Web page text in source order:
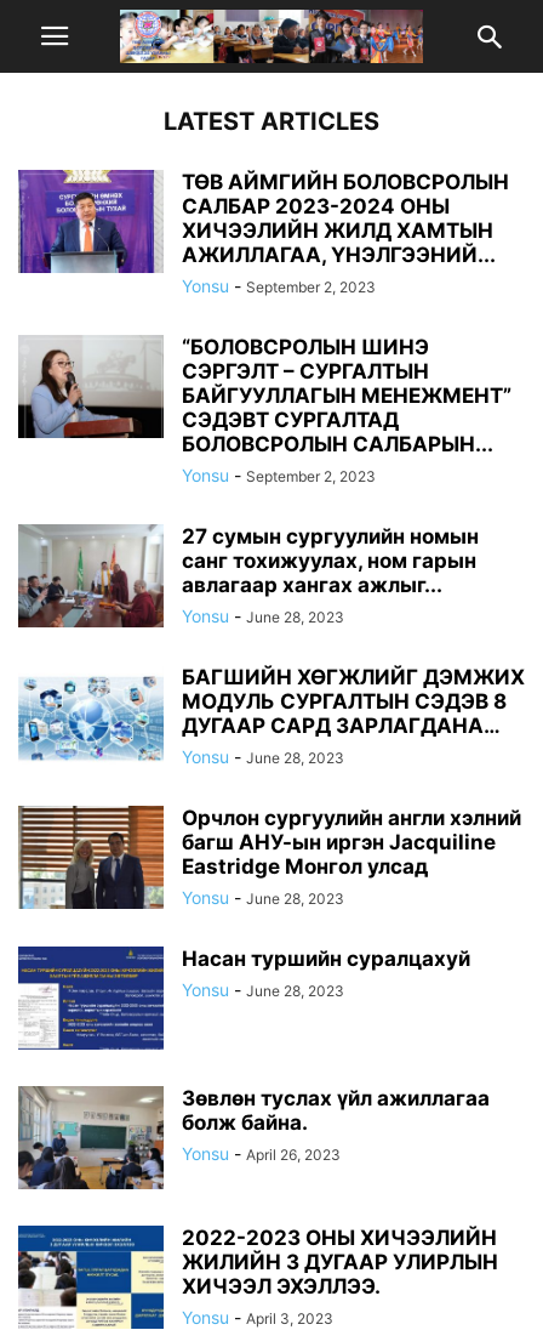
LATEST ARTICLES
ТӨВ АЙМГИЙН БОЛОВСРОЛЫН
САЛБАР 2023-2024 ОНЫ
ХИЧЭЭЛИЙН ЖИЛД ХАМТЫН
АЖИЛЛАГАА, ҮНЭЛГЭЭНИЙ...
Yonsu - September 2, 2023
“БОЛОВСРОЛЫН ШИНЭ
СЭРГЭЛТ – СУРГАЛТЫН
БАЙГУУЛЛАГЫН МЕНЕЖМЕНТ”
СЭДЭВТ СУРГАЛТАД
БОЛОВСРОЛЫН САЛБАРЫН...
Yonsu - September 2, 2023
27 сумын сургуулийн номын
санг тохижуулах, ном гарын
авлагаар хангах ажлыг...
Yonsu - June 28, 2023
БАГШИЙН ХӨГЖЛИЙГ ДЭМЖИХ
МОДУЛЬ СУРГАЛТЫН СЭДЭВ 8
ДУГААР САРД ЗАРЛАГДАНА…
Yonsu - June 28, 2023
Орчлон сургуулийн англи хэлний
багш АНУ-ын иргэн Jacquiline
Eastridge Монгол улсад
Yonsu - June 28, 2023
Насан туршийн суралцахуй
Yonsu - June 28, 2023
Зөвлөн туслах үйл ажиллагаа
болж байна.
Yonsu - April 26, 2023
2022-2023 ОНЫ ХИЧЭЭЛИЙН
ЖИЛИЙН 3 ДУГААР УЛИРЛЫН
ХИЧЭЭЛ ЭХЭЛЛЭЭ.
Yonsu - April 3, 2023